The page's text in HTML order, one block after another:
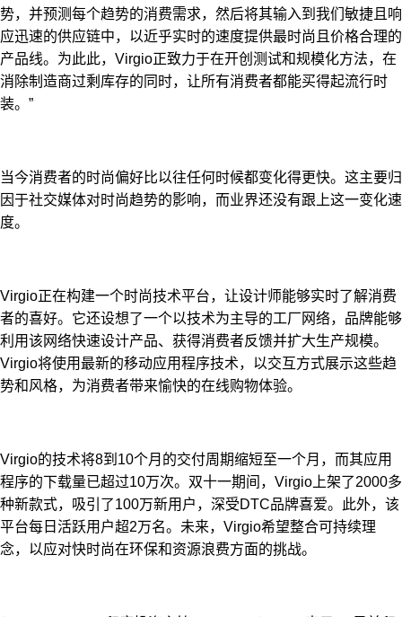
势，并预测每个趋势的消费需求，然后将其输入到我们敏捷且响
应迅速的供应链中，以近乎实时的速度提供最时尚且价格合理的
产品线。为此此，Virgio正致力于在开创测试和规模化方法，在
消除制造商过剩库存的同时，让所有消费者都能买得起流行时
装。”
当今消费者的时尚偏好比以往任何时候都变化得更快。这主要归
因于社交媒体对时尚趋势的影响，而业界还没有跟上这一变化速
度。
Virgio正在构建一个时尚技术平台，让设计师能够实时了解消费
者的喜好。它还设想了一个以技术为主导的工厂网络，品牌能够
利用该网络快速设计产品、获得消费者反馈并扩大生产规模。
Virgio将使用最新的移动应用程序技术，以交互方式展示这些趋
势和风格，为消费者带来愉快的在线购物体验。
Virgio的技术将8到10个月的交付周期缩短至一个月，而其应用
程序的下载量已超过10万次。双十一期间，Virgio上架了2000多
种新款式，吸引了100万新用户，深受DTC品牌喜爱。此外，该
平台每日活跃用户超2万名。未来，Virgio希望整合可持续理
念，以应对快时尚在环保和资源浪费方面的挑战。